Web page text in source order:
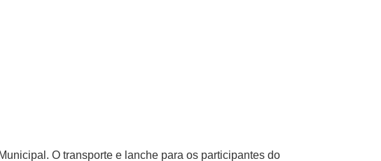
O transporte e lanche para os participantes do